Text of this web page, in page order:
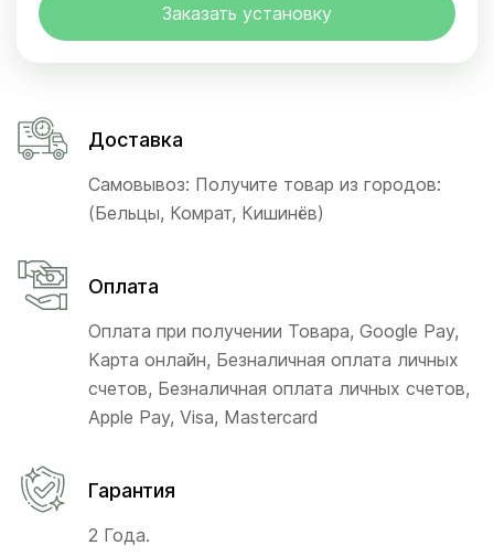
Заказать установку
Доставка
Самовывоз: Получите товар из городов:
(Бельцы, Комрат, Кишинёв)
Оплата
Оплата при получении Товара, Google Pay,
Карта онлайн, Безналичная оплата личных
счетов, Безналичная оплата личных счетов,
Apple Pay, Visa, Mastercard
Гарантия
2 Года.